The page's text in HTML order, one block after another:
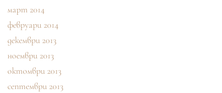
март 2014
февруари 2014
декември 2013
ноември 2013
октомври 2013
септември 2013